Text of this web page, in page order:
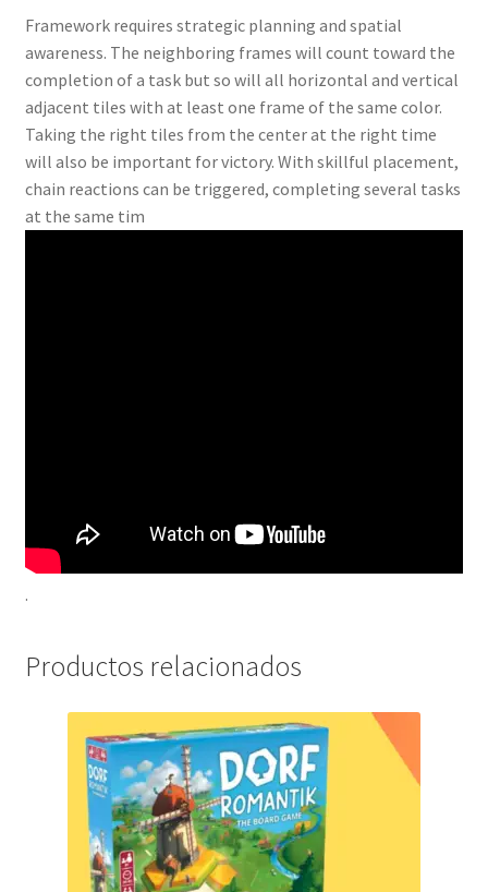
Framework requires strategic planning and spatial
awareness. The neighboring frames will count toward the
completion of a task but so will all horizontal and vertical
adjacent tiles with at least one frame of the same color.
Taking the right tiles from the center at the right time
will also be important for victory. With skillful placement,
chain reactions can be triggered, completing several tasks
at the same tim
.
Productos relacionados